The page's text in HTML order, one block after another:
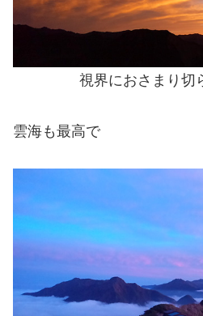
視界におさまり切
雲海も最高で